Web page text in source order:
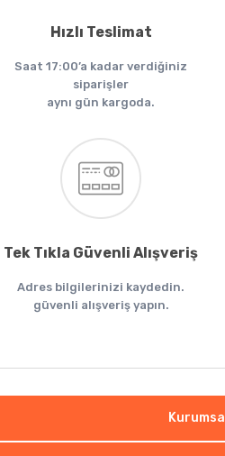
Hızlı Teslimat
Saat 17:00’a kadar verdiğiniz
siparişler
aynı gün kargoda.
Tek Tıkla Güvenli Alışveriş
Adres bilgilerinizi kaydedin.
güvenli alışveriş yapın.
Kurumsal